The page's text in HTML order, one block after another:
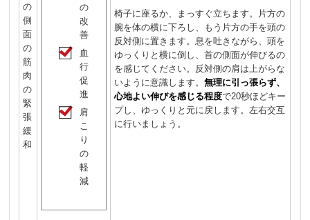
の
側
面
の
筋
肉
の
緊
張
緩
和
の
改
善
血
行
促
進
肩
こ
り
の
軽
減
椅子に座るか、まっすぐ立ちます。片方の
腕を体の横に下ろし、もう片方の手を頭の
反対側に置きます。息を吐きながら、頭を
ゆっくりと横に倒し、首の側面が伸びるの
を感じてください。反対側の肩は上がらな
いように意識します。無理に引っ張らず、
心地よい伸びを感じる程度で20秒ほどキー
プし、ゆっくりと元に戻します。左右交互
に行いましょう。